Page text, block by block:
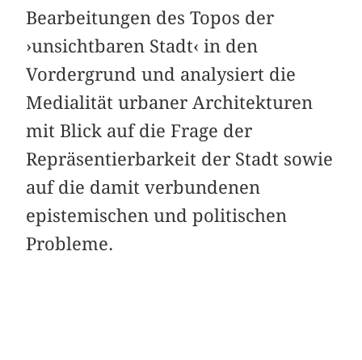
Bearbeitungen des Topos der
›unsichtbaren Stadt‹ in den
Vordergrund und analysiert die
Medialität urbaner Architekturen
mit Blick auf die Frage der
Repräsentierbarkeit der Stadt sowie
auf die damit verbundenen
epistemischen und politischen
Probleme.